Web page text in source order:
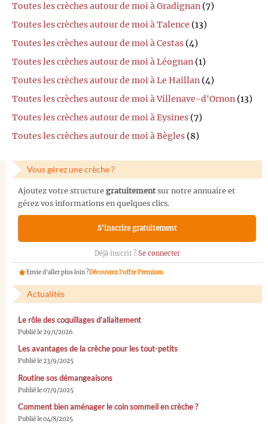
Toutes les crèches autour de moi à Gradignan (7)
Toutes les crèches autour de moi à Talence (13)
Toutes les crèches autour de moi à Cestas (4)
Toutes les crèches autour de moi à Léognan (1)
Toutes les crèches autour de moi à Le Haillan (4)
Toutes les crèches autour de moi à Villenave-d'Ornon (13)
Toutes les crèches autour de moi à Eysines (7)
Toutes les crèches autour de moi à Bègles (8)
Vous gérez une crèche ?
Ajoutez votre structure gratuitementsur notre annuaire et
gérez vos informations en quelques clics.
S'inscrire gratuitement
Déjà inscrit ? Se connecter
Envie d'aller plus loin ?Découvrez l'offre Premium
Actualités
Le rôle des coquillages d’allaitement
Publié le 29/1/2026
Les avantages de la crèche pour les tout-petits
Publié le 23/9/2025
Routine sos démangeaisons
Publié le 07/9/2025
Comment bien aménager le coin sommeil en crèche ?
Publié le 04/8/2025